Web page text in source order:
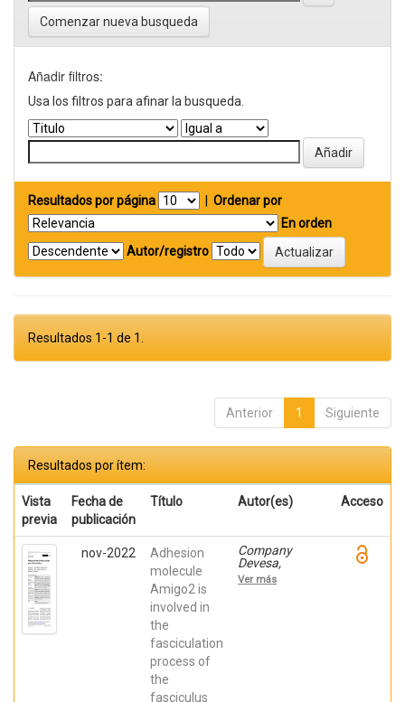
Comenzar nueva busqueda
Añadir filtros:
Usa los filtros para afinar la busqueda.
Resultados por página
Ordenar por
En orden
Autor/registro
Resultados 1-1 de 1.
Anterior 1 Siguiente
Resultados por ítem:
Vista
previa
Fecha de
publicación
Título Autor(es) Acceso
nov-2022
Adhesion
molecule
Amigo2 is
involved in
the
fasciculation
process of
the
fasciculus
Company
Devesa,
Verónica;
Murcia Ramón,
Ver más